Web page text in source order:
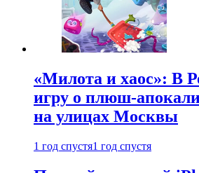
«Милота и хаос»: В
игру о плюш-
на улицах Москвы
1 год спустя1 год спустя